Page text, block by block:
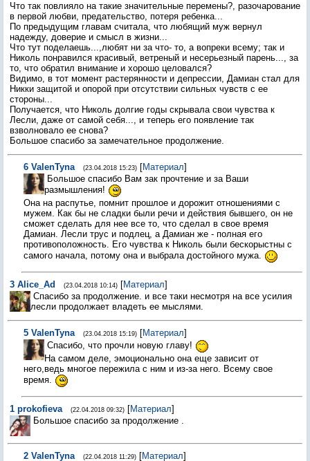
Что так повлияло на такие значительные перемены?, разочарование
в первой любви, предательство, потеря ребенка...
По предыдущим главам считала, что любящий муж вернул
надежду, доверие и смысл в жизни...
Что тут поделаешь...,любят ни за что- то, а вопреки всему; так и
Николь понравился красивый, ветреный и несерьезный парень..., за
то, что обратил внимание и хорошо целовался?
Видимо, в тот момент растерянности и депрессии, Дамиан стал для
Никки защитой и опорой при отсутствии сильных чувств с ее
стороны...
Получается, что Николь долгие годы скрывала свои чувства к
Лесли, даже от самой себя..., и теперь его появление так
взволновало ее снова?
Большое спасибо за замечательное продолжение.
6 ValenTyna (23.04.2018 15:23) [Материал]
Большое спасибо Вам зак прочтение и за Ваши
размышления!
Она на распутье, помнит прошлое и дорожит отношениями с
мужем. Как бы не сладки были речи и действия бывшего, он не
сможет сделать для нее все то, что сделал в свое время
Дамиан. Лесли трус и подлец, а Дамиан же - полная его
противоположность. Его чувства к Николь были бескорыстны с
самого начала, потому она и выбрала достойного мужа.
3 Alice_Ad (23.04.2018 10:14) [Материал]
Спасибо за продолжение. и все таки несмотря на все усилия
лесли продолжает владеть ее мыслями.
5 ValenTyna (23.04.2018 15:19) [Материал]
Спасибо, что прочли новую главу!
На самом деле, эмоционально она еще зависит от
него,ведь многое пережила с ним и из-за него. Всему свое
время.
1 prokofieva (22.04.2018 09:32) [Материал]
Большое спасибо за продолжение .
2 ValenTyna (22.04.2018 11:29) [Материал]